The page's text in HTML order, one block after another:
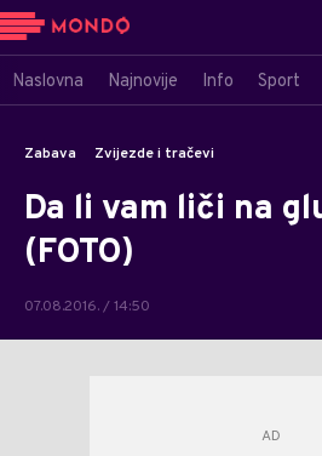
Naslovna Najnovije Info Sport
Zabava Zvijezde i tračevi
Da li vam liči na
(FOTO)
07.08.2016. / 14:50